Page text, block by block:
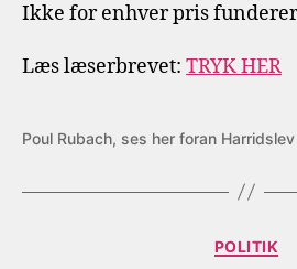
Ikke for enhver pris funderer
Læs læserbrevet: TRYK HER
Poul Rubach, ses her foran
POLITIK